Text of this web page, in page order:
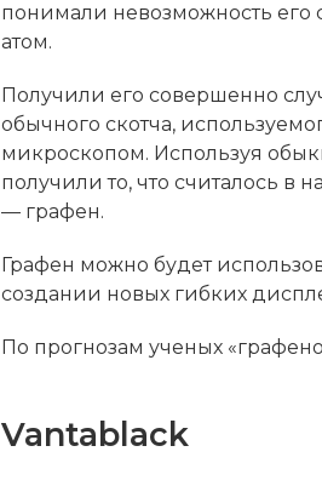
понимали невозможность его
атом.
Получили его совершенно
обычного скотча,
микроскопом. Используя
получили то, что считалось
— графен.
Графен можно будет
создании новых гибких
По прогнозам ученых
Vantablack